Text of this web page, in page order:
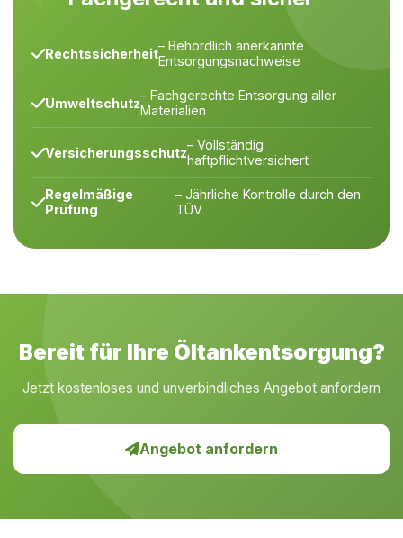
Rechtssicherheit– Behördlich anerkannte
Entsorgungsnachweise
Umweltschutz– Fachgerechte Entsorgung aller
Materialien
Versicherungsschutz– Vollständig
haftpflichtversichert
Regelmäßige
Prüfung
– Jährliche Kontrolle durch den
TÜV
Bereit für Ihre Öltankentsorgung?
Jetzt kostenloses und unverbindliches Angebot anfordern
Angebot anfordern